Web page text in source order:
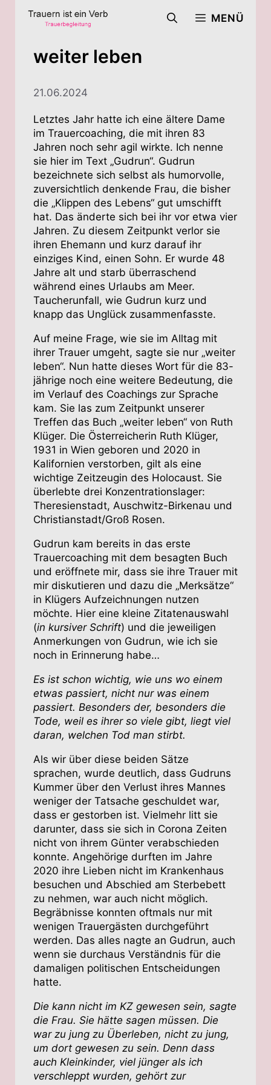
MENÜ
weiter leben
21.06.2024
Letztes Jahr hatte ich eine ältere Dame
im Trauercoaching, die mit ihren 83
Jahren noch sehr agil wirkte. Ich nenne
sie hier im Text „Gudrun“. Gudrun
bezeichnete sich selbst als humorvolle,
zuversichtlich denkende Frau, die bisher
die „Klippen des Lebens“ gut umschifft
hat. Das änderte sich bei ihr vor etwa vier
Jahren. Zu diesem Zeitpunkt verlor sie
ihren Ehemann und kurz darauf ihr
einziges Kind, einen Sohn. Er wurde 48
Jahre alt und starb überraschend
während eines Urlaubs am Meer.
Taucherunfall, wie Gudrun kurz und
knapp das Unglück zusammenfasste.
Auf meine Frage, wie sie im Alltag mit
ihrer Trauer umgeht, sagte sie nur „weiter
leben“. Nun hatte dieses Wort für die 83-
jährige noch eine weitere Bedeutung, die
im Verlauf des Coachings zur Sprache
kam. Sie las zum Zeitpunkt unserer
Treffen das Buch „weiter leben“ von Ruth
Klüger. Die Österreicherin Ruth Klüger,
1931 in Wien geboren und 2020 in
Kalifornien verstorben, gilt als eine
wichtige Zeitzeugin des Holocaust. Sie
überlebte drei Konzentrationslager:
Theresienstadt, Auschwitz-Birkenau und
Christianstadt/Groß Rosen.
Gudrun kam bereits in das erste
Trauercoaching mit dem besagten Buch
und eröffnete mir, dass sie ihre Trauer mit
mir diskutieren und dazu die „Merksätze“
in Klügers Aufzeichnungen nutzen
möchte. Hier eine kleine Zitatenauswahl
(in kursiver Schrift) und die jeweiligen
Anmerkungen von Gudrun, wie ich sie
noch in Erinnerung habe…
Es ist schon wichtig, wie uns wo einem
etwas passiert, nicht nur was einem
passiert. Besonders der, besonders die
Tode, weil es ihrer so viele gibt, liegt viel
daran, welchen Tod man stirbt.
Als wir über diese beiden Sätze
sprachen, wurde deutlich, dass Gudruns
Kummer über den Verlust ihres Mannes
weniger der Tatsache geschuldet war,
dass er gestorben ist. Vielmehr litt sie
darunter, dass sie sich in Corona Zeiten
nicht von ihrem Günter verabschieden
konnte. Angehörige durften im Jahre
2020 ihre Lieben nicht im Krankenhaus
besuchen und Abschied am Sterbebett
zu nehmen, war auch nicht möglich.
Begräbnisse konnten oftmals nur mit
wenigen Trauergästen durchgeführt
werden. Das alles nagte an Gudrun, auch
wenn sie durchaus Verständnis für die
damaligen politischen Entscheidungen
hatte.
Die kann nicht im KZ gewesen sein, sagte
die Frau. Sie hätte sagen müssen. Die
war zu jung zu Überleben, nicht zu jung,
um dort gewesen zu sein. Denn dass
auch Kleinkinder, viel jünger als ich
verschleppt wurden, gehört zur